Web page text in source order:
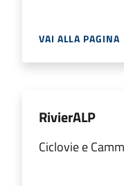
VAI ALLA PAGINA
RivierALP
Ciclovie e